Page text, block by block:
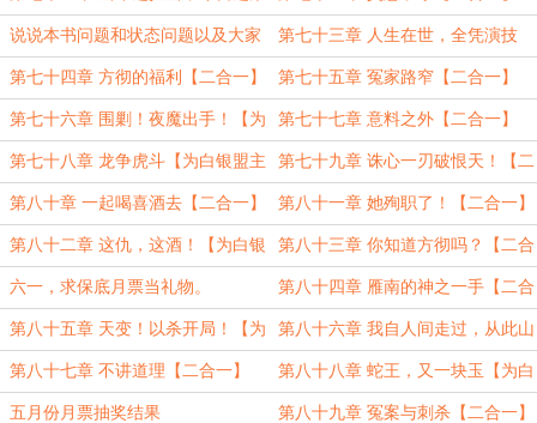
耀【二合一】
说说本书问题和状态问题以及大家
关心的几个问题。
第七十三章 人生在世，全凭演技
【二合一】
第七十四章 方彻的福利【二合一】 第七十五章 冤家路窄【二合一】
第七十六章 围剿！夜魔出手！【为
白银盟神仙哥哥123加更7、8、9】
第七十七章 意料之外【二合一】
第七十八章 龙争虎斗【为白银盟主
神仙哥哥123加更10、11完毕】
第七十九章 诛心一刃破恨天！【二
合一！】
第八十章 一起喝喜酒去【二合一】 第八十一章 她殉职了！【二合一】
第八十二章 这仇，这酒！【为白银
盟大表哥加更1、2、3】
第八十三章 你知道方彻吗？【二合
一】
六一，求保底月票当礼物。 第八十四章 雁南的神之一手【二合
一】
第八十五章 天变！以杀开局！【为
白银盟大表哥加更4、5、6】
第八十六章 我自人间走过，从此山
河皆秋！【二合一】
第八十七章 不讲道理【二合一】 第八十八章 蛇王，又一块玉【为白
银盟主大表哥加更7、8、9】
五月份月票抽奖结果 第八十九章 冤案与刺杀【二合一】